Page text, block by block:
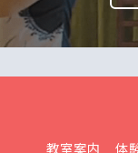
教室案内 体